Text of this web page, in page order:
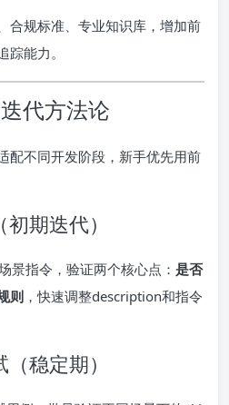
合规标准、专业知识库，增加前
能力。
代方法论
配不同开发阶段，新手优先用前
期迭代）
景指令，验证两个核心点： 是否
则 ，快速调整description和指令
稳定期）